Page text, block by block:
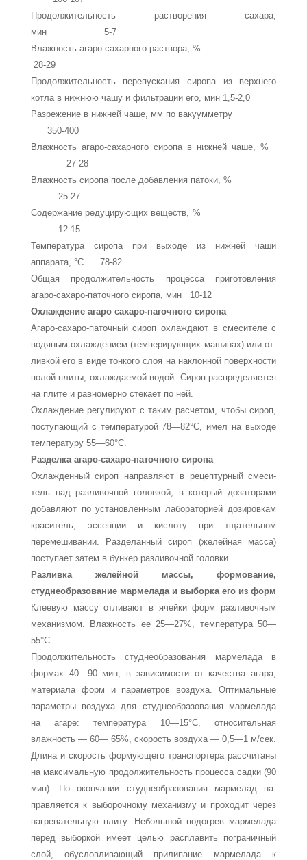
Продолжительность растворения сахара,
мин 5-7
Влажность агаро-сахарного раствора, %
28-29
Продолжительность перепускания сиропа из верх­него
котла в нижнюю чашу и фильтрации его, мин 1,5-2,0
Разрежение в нижней чаше, мм по вакуумметру
350-400
Влажность агаро-сахарного сиропа в нижней чаше, %
27-28
Влажность сиропа после добавления патоки, %
25-27
Содержание редуцирующих веществ, %
12-15
Температура сиропа при выходе из нижней чаши
аппарата, °С 78-82
Общая продолжительность процесса приготовления
агаро-сахаро-паточного сиропа, мин 10-12
Охлаждение агаро сахаро-пагочного сиропа
Агаро-сахаро-паточный сироп охлаждают в смесителе с
водяным охлаждением (темперирующих машинах) или от­
ливкой его в виде тонкого слоя на наклонной поверхности
полой плиты, охлаждаемой водой. Сироп распределяется
на плите и равномерно стекает по ней.
Охлаждение регулируют с таким расчетом, чтобы сироп,
поступающий с температурой 78—82°С, имел на выходе
тем­пературу 55—60°С.
Разделка агаро-сахаро-паточного сиропа
Охлажденный сироп направляют в рецептурный смеси­
тель над разливочной головкой, в который дозаторами
добав­ляют по установленным лабораторией дозировкам
краситель, эссенции и кислоту при тщательном
перемешивании. Разде­ланный сироп (желейная масса)
поступает затем в бункер разливочной головки.
Разливка желейной массы, формование,
студнеобразование мармелада и выборка его из форм
Клеевую массу отливают в ячейки форм разливочным
ме­ханизмом. Влажность ее 25—27%, температура 50—
55°С.
Продолжительность студнеобразования мармелада в
фор­мах 40—90 мин, в зависимости от качества агара,
мате­риала форм и параметров воздуха. Оптимальные
парамет­ры воздуха для студнеобразования мармелада
на агаре: температура 10—15°С, относительная
влажность — 60— 65%, скорость воздуха — 0,5—1 м/сек.
Длина и скорость формующего транспортера рассчитаны
на максимальную продолжительность процесса садки (90
мин). По окончании студнеобразования мармелад на­
правляется к выборочному механизму и проходит через
на­гревательную плиту. Небольшой подогрев мармелада
перед выборкой имеет целью расплавить пограничный
слой, обу­словливающий прилипание мармелада к